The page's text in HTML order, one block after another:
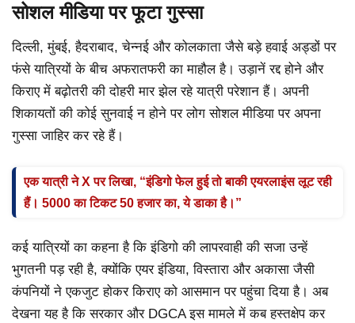
सोशल मीडिया पर फूटा गुस्सा
दिल्ली, मुंबई, हैदराबाद, चेन्नई और कोलकाता जैसे बड़े हवाई अड्डों पर
फंसे यात्रियों के बीच अफरातफरी का माहौल है। उड़ानें रद्द होने और
किराए में बढ़ोतरी की दोहरी मार झेल रहे यात्री परेशान हैं। अपनी
शिकायतों की कोई सुनवाई न होने पर लोग सोशल मीडिया पर अपना
गुस्सा जाहिर कर रहे हैं।
एक यात्री ने X पर लिखा, “इंडिगो फेल हुई तो बाकी एयरलाइंस लूट रही
हैं। 5000 का टिकट 50 हजार का, ये डाका है।”
कई यात्रियों का कहना है कि इंडिगो की लापरवाही की सजा उन्हें
भुगतनी पड़ रही है, क्योंकि एयर इंडिया, विस्तारा और अकासा जैसी
कंपनियों ने एकजुट होकर किराए को आसमान पर पहुंचा दिया है। अब
देखना यह है कि सरकार और DGCA इस मामले में कब हस्तक्षेप कर